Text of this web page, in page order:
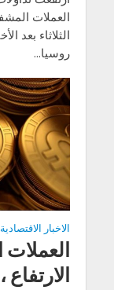
العملات
الثلاثاء بعد
روسيا...
الاخبار الاقتصادية
العملات
الارتفاع